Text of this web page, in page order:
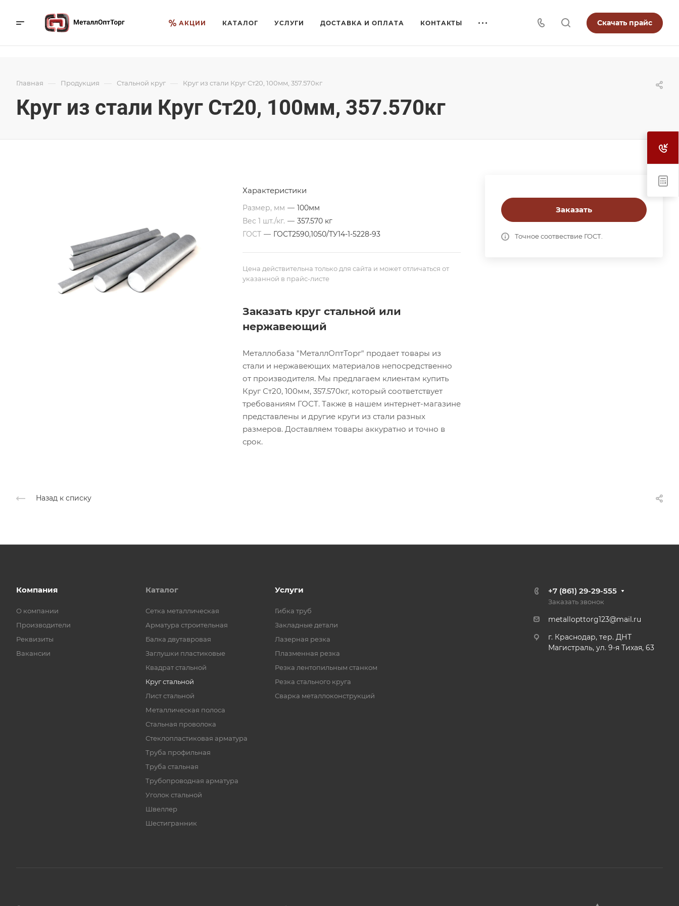
АКЦИИ КАТАЛОГ УСЛУГИ ДОСТАВКА И ОПЛАТА КОНТАКТЫ Скачать прайс
Главная — Продукция — Стальной круг — Круг из стали Круг Ст20, 100мм, 357.570кг
Круг из стали Круг Ст20, 100мм, 357.570кг
Заказать
Точное соотвествие ГОСТ.
Характеристики
Размер, мм — 100мм
Вес 1 шт./кг. — 357.570 кг
ГОСТ — ГОСТ2590,1050/ТУ14-1-5228-93
Цена действительна только для сайта и может отличаться от
указанной в прайс-листе
Заказать круг стальной или
нержавеющий
Металлобаза "МеталлОптТорг" продает товары из
стали и нержавеющих материалов непосредственно
от производителя. Мы предлагаем клиентам купить
Круг Ст20, 100мм, 357.570кг, который соответствует
требованиям ГОСТ. Также в нашем интернет-магазине
представлены и другие круги из стали разных
размеров. Доставляем товары аккуратно и точно в
срок.
Назад к списку
Компания
О компании
Производители
Реквизиты
Вакансии
Каталог
Cетка металлическая
Арматура строительная
Балка двутавровая
Заглушки пластиковые
Квадрат стальной
Круг стальной
Лист стальной
Металлическая полоса
Стальная проволока
Стеклопластиковая арматура
Труба профильная
Труба стальная
Трубопроводная арматура
Уголок стальной
Швеллер
Шестигранник
Услуги
Гибка труб
Закладные детали
Лазерная резка
Плазменная резка
Резка лентопильным станком
Резка стального круга
Сварка металлоконструкций
+7 (861) 29-29-555
Заказать звонок
metallopttorg123@mail.ru
г. Краснодар, тер. ДНТ
Магистраль, ул. 9-я Тихая, 63